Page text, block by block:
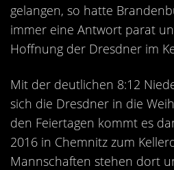
gelangen, so hatte
immer eine Antwort parat
Hoffnung der Dresdner im
Mit der deutlichen 8:12
sich die Dresdner in die
den Feiertagen kommt es
2016 in Chemnitz zum
Mannschaften stehen dort